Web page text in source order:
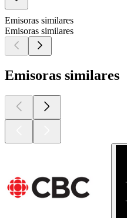
Emisoras similares
Emisoras similares
Emisoras similares